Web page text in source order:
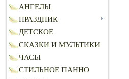
АНГЕЛЫ
ПРАЗДНИК
ДЕТСКОЕ
СКАЗКИ И МУЛЬТИКИ
ЧАСЫ
СТИЛЬНОЕ ПАННО